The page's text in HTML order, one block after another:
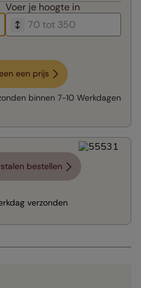
Voer je hoogte in
een prijs
binnen 7-10 Werkdagen
bestellen
verzonden